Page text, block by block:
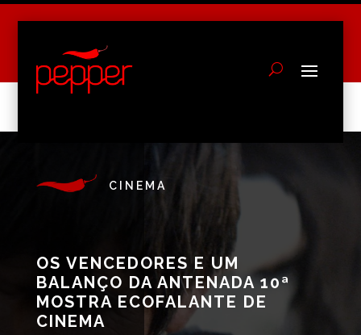
CINEMA
OS VENCEDORES E UM
BALANÇO DA ANTENADA 10ª
MOSTRA ECOFALANTE DE
CINEMA